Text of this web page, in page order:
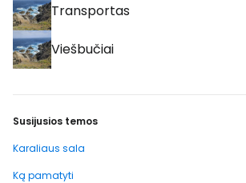
Transportas
Viešbučiai
Susijusios temos
Karaliaus sala
Ką pamatyti